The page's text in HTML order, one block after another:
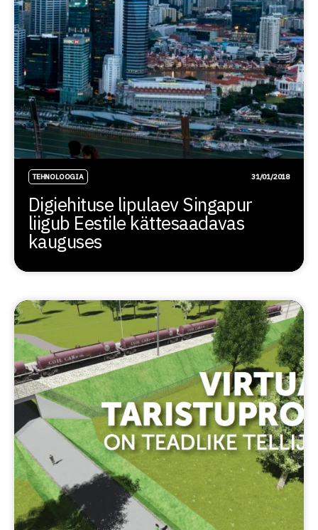
TEHNOLOOGIA 31/01/2018
Digiehituse lipulaev Singapur
liigub Eestile kättesaadavas
kauguses